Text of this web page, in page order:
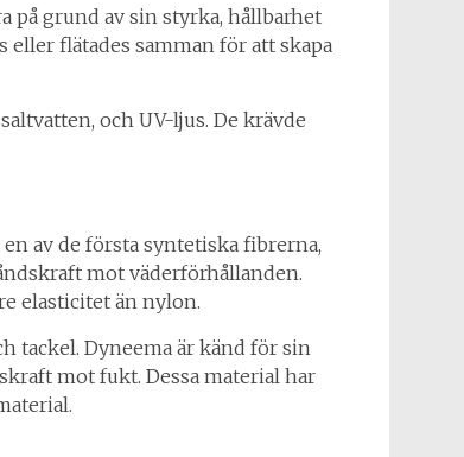
på grund av sin styrka, hållbarhet
eller flätades samman för att skapa
och UV-ljus. De krävde
av de första syntetiska fibrerna,
mot väderförhållanden.
elasticitet än nylon.
tackel. Dyneema är känd för sin
mot fukt. Dessa material har